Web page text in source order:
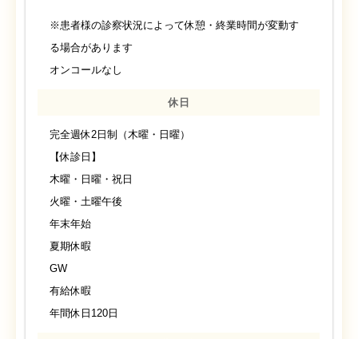
※患者様の診察状況によって休憩・終業時間が変動す
る場合があります
オンコールなし
休日
完全週休2日制（木曜・日曜）
【休診日】
木曜・日曜・祝日
火曜・土曜午後
年末年始
夏期休暇
GW
有給休暇
年間休日120日